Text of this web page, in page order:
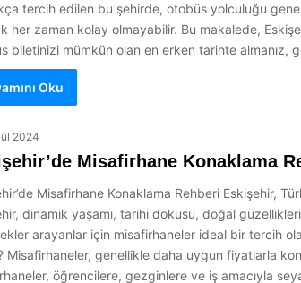
tercih edilen bu şehirde, otobüs yolculuğu
her zaman kolay olmayabilir. Bu makalede,
biletinizi mümkün olan en erken tarihte almanız,
Oku
2024
Misafirhane Konaklama
Misafirhane Konaklama Rehberi Eskişehir,
dinamik yaşamı, tarihi dokusu, doğal
arayanlar için misafirhaneler ideal bir tercih
Misafirhaneler, genellikle daha uygun fiyatlarla
öğrencilere, gezginlere ve iş amacıyla